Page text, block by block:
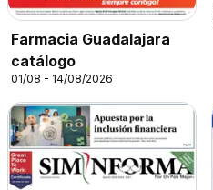
Farmacia Guadalajara
catálogo
01/08 - 14/08/2026